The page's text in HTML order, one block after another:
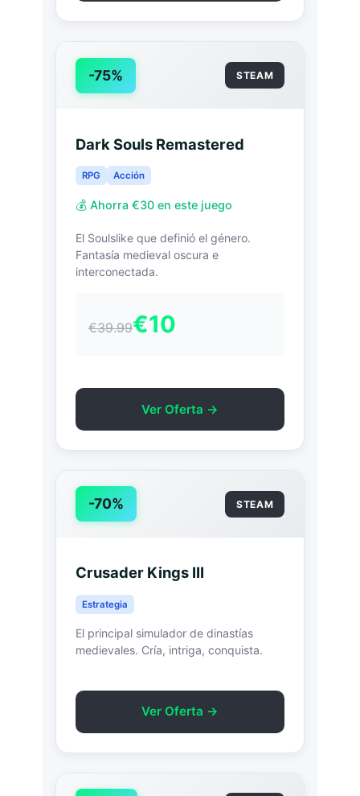
-75% STEAM
Dark Souls Remastered
RPG Acción
💰 Ahorra €30 en este juego
El Soulslike que definió el género.
Fantasía medieval oscura e
interconectada.
€39.99€10
Ver Oferta →
-70% STEAM
Crusader Kings III
Estrategia
El principal simulador de dinastías
medievales. Cría, intriga, conquista.
Ver Oferta →